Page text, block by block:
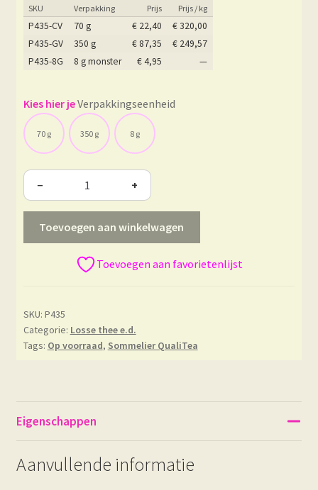
SKU Verpakking Prijs Prijs / kg
P435-CV 70 g € 22,40 €320,00
P435-GV
350 g €87,35 € 249,57
P435-8G
8 g monster €4,95 —
Verpakkingseenheid
70 g 350 g 8 g
− +
Toevoegen aan winkelwagen
Toevoegen aan favorietenlijst
SKU: P435
Categorie: Losse thee e.d.
Tags: Op voorraad, Sommelier QualiTea
Eigenschappen
Aanvullende informatie